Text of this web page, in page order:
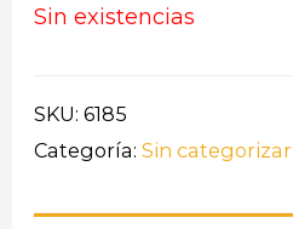
Sin existencias
SKU: 6185
Categoría: Sin categorizar